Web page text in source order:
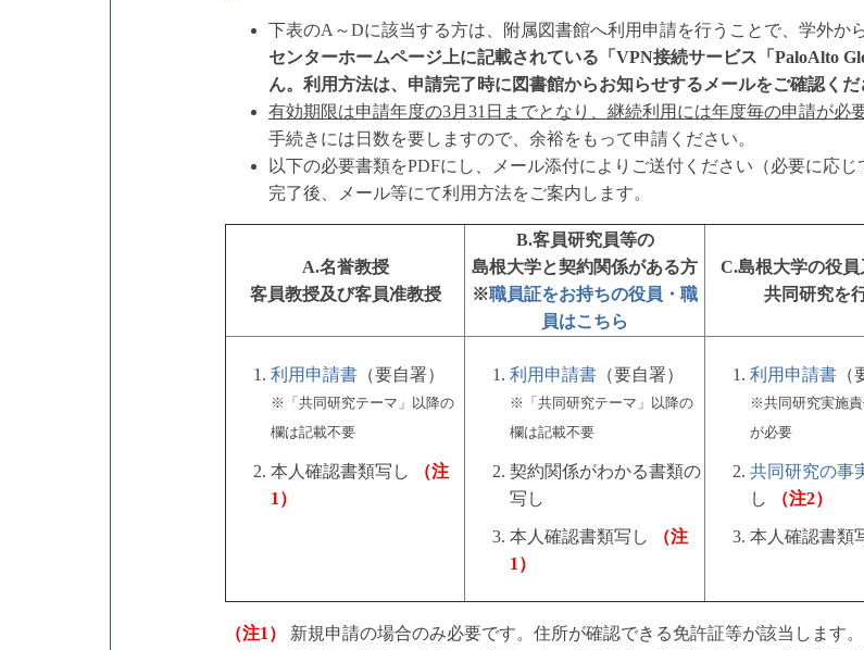
下表のA～Dに該当する方は、附属図書館へ利用申請を行うことで、学外か
センターホームページ上に記載されている「VPN接続サービス「PaloAlto
ん。利用方法は、申請完了時に図書館からお知らせするメールをご確認くだ
有効期限は申請年度の3月31日までとなり、継続利用には年度毎の申請が必
手続きには日数を要しますので、余裕をもって申請ください。
以下の必要書類をPDFにし、メール添付によりご送付ください（必要に応
完了後、メール等にて利用方法をご案内します。
A.名誉教授
客員教授及び客員准教授
B.客員研究員等の
島根大学と契約関係がある方
※職員証をお持ちの役員・職
員はこちら
C.島根大学の役員
共同研究を
利用申請書 （要自署）
※「共同研究テーマ」以降の
欄は記載不要
本人確認書類写し
（注
1）
利用申請書 （要自署）
※「共同研究テーマ」以降の
欄は記載不要
契約関係がわかる書類の
写し
本人確認書類写し
（注
1）
利用申請書 （
※共同研究実施
が必要
共同研究の事
し
（注2）
本人確認書類
（注1）
新規申請の場合のみ必要です。住所が確認できる免許証等が該当します。